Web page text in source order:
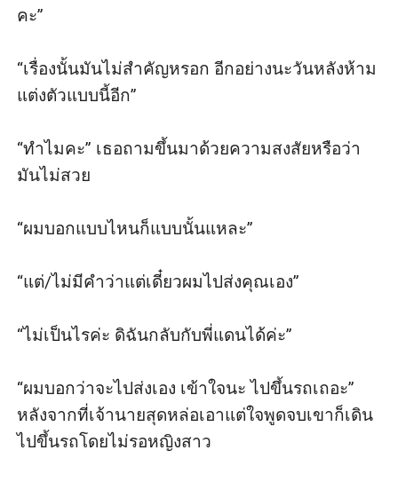
คะ”
“เรื่องนั้นมันไม่สำคัญหรอก อีกอย่างนะวันหลังห้าม
แต่งตัวแบบนี้อีก”
“ทำไมคะ” เธอถามขึ้นมาด้วยความสงสัยหรือว่า
มันไม่สวย
“ผมบอกแบบไหนก็แบบนั้นแหละ”
“แต่/ไม่มีคำว่าแต่เดี๋ยวผมไปส่งคุณเอง”
“ไม่เป็นไรค่ะ ดิฉันกลับกับพี่แดนได้ค่ะ”
“ผมบอกว่าจะไปส่งเอง เข้าใจนะ ไปขึ้นรถเถอะ”
หลังจากที่เจ้านายสุดหล่อเอาแต่ใจพูดจบเขาก็เดิน
ไปขึ้นรถโดยไม่รอหญิงสาว